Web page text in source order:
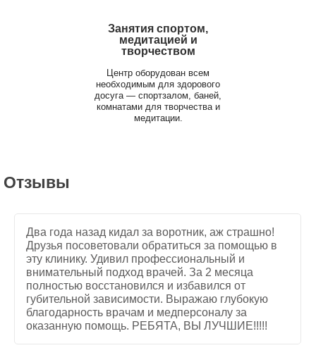
Занятия спортом,
медитацией и
творчеством
Центр оборудован всем
необходимым для здорового
досуга — спортзалом, баней,
комнатами для творчества и
медитации.
Отзывы
Два года назад кидал за воротник, аж страшно!
Друзья посоветовали обратиться за помощью в
эту клинику. Удивил профессиональный и
внимательный подход врачей. За 2 месяца
полностью восстановился и избавился от
губительной зависимости. Выражаю глубокую
благодарность врачам и медперсоналу за
оказанную помощь. РЕБЯТА, ВЫ ЛУЧШИЕ!!!!!